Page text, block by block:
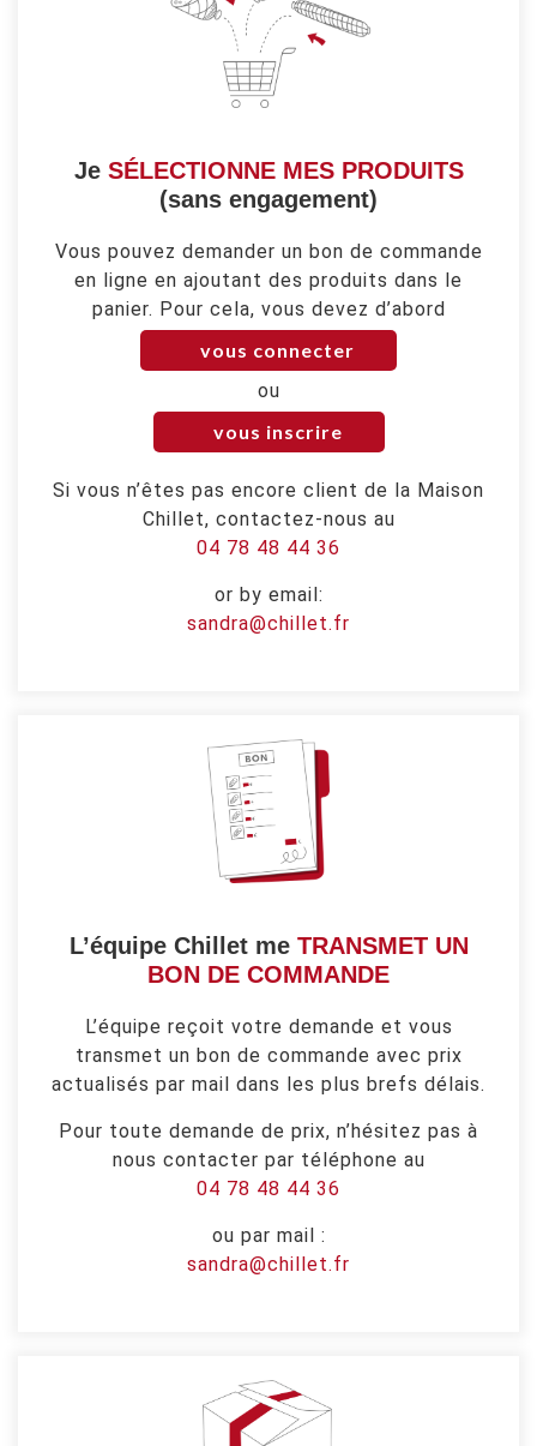
Je SÉLECTIONNE MES PRODUITS
(sans engagement)
Vous pouvez demander un bon de commande
en ligne en ajoutant des produits dans le
panier. Pour cela, vous devez d’abord
vous connecter
ou
vous inscrire
Si vous n’êtes pas encore client de la Maison
Chillet, contactez-nous au
04 78 48 44 36
or by email:
sandra@chillet.fr
L’équipe Chillet me TRANSMET UN
BON DE COMMANDE
L’équipe reçoit votre demande et vous
transmet un bon de commande avec prix
actualisés par mail dans les plus brefs délais.
Pour toute demande de prix, n’hésitez pas à
nous contacter par téléphone au
04 78 48 44 36
ou par mail :
sandra@chillet.fr